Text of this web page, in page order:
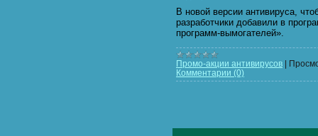
В новой версии антивируса,
разработчики добавили в
программ-вымогателей».
Промо-акции антивирусов |
Комментарии (0)